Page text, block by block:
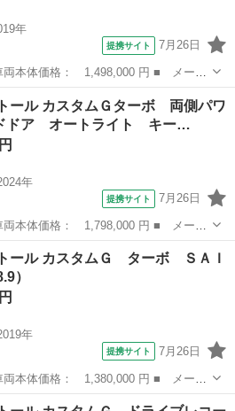
年
提携サイト 7月26日
トール ■ グレード名： カスタム
ター 両側パワースライドドア オー
ール カスタムＧターボ 両側パワ
ドア オートライト キー…
年
提携サイト 7月26日
トール ■ グレード名： カスタム
ドア オートライト キーフリー ア
ール カスタムＧ ターボ ＳＡＩ
）
年
提携サイト 7月26日
トール ■ グレード名： カスタム